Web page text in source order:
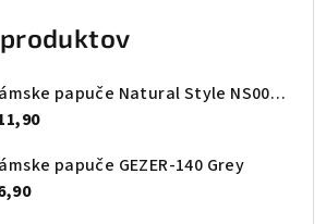
produktov
Dámske papuče Natural Style NS008 čierne
papuče GEZER-140 Grey